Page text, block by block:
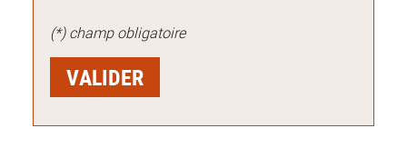
(*) champ obligatoire